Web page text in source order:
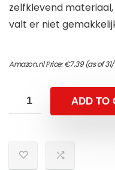
zelfklevend
valt er niet
Amazon.nl Price:€7.39(as of 31/
ADD TO